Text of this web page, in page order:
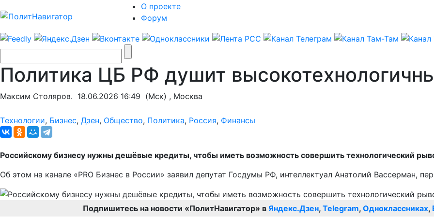
О проекте
Форум
Политика ЦБ РФ душит
Максим Столяров. 18.06.2026 16:49 (Мск) , Москва
Tехнологии, Бизнес, Дзен, Общество, Политика, Россия, Финансы
Российскому бизнесу нужны дешёвые кредиты, чтобы иметь возможность совершить технологический
Об этом на канале «PRO Бизнес в России» заявил депутат Госдумы РФ, интеллектуал Анатолий Вассерман,
Подпишитесь на новости «ПолитНавигатор» в Яндекс.Дзен, Telegram, Одноклассниках,